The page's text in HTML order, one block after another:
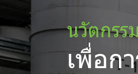
นวัตกร
เพื่อก